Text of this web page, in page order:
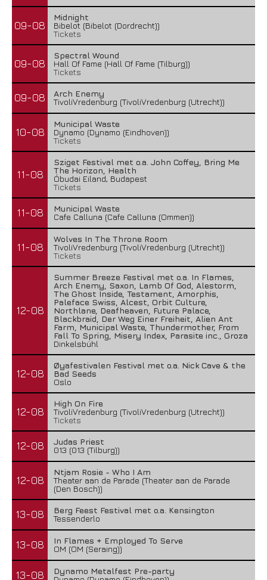
09-08
Midnight
Bibelot (Bibelot (Dordrecht))
Tickets
09-08
Spectral Wound
Hall Of Fame (Hall Of Fame (Tilburg))
Tickets
09-08
Arch Enemy
TivoliVredenburg (TivoliVredenburg (Utrecht))
10-08
Municipal Waste
Dynamo (Dynamo (Eindhoven))
Tickets
11-08
Sziget Festival met o.a. John Coffey, Bring Me
The Horizon, Health
Óbudai Eiland, Budapest
Tickets
11-08
Municipal Waste
Cafe Calluna (Cafe Calluna (Ommen))
11-08
Wolves In The Throne Room
TivoliVredenburg (TivoliVredenburg (Utrecht))
Tickets
12-08
Summer Breeze Festival met o.a. In Flames,
Arch Enemy, Saxon, Lamb Of God, Alestorm,
The Ghost Inside, Testament, Amorphis,
Paleface Swiss, Alcest, Orbit Culture,
Northlane, Deafheaven, Future Palace,
Blackbraid, Der Weg Einer Freiheit, Alien Ant
Farm, Municipal Waste, Thundermother, From
Fall To Spring, Misery Index, Parasite inc., Groza
Dinkelsbühl
12-08
Øyafestivalen Festival met o.a. Nick Cave & the
Bad Seeds
Oslo
12-08
High On Fire
TivoliVredenburg (TivoliVredenburg (Utrecht))
Tickets
12-08
Judas Priest
013 (013 (Tilburg))
12-08
Ntjam Rosie - Who I Am
Theater aan de Parade (Theater aan de Parade
(Den Bosch))
13-08
Berg Feest Festival met o.a. Kensington
Tessenderlo
13-08
In Flames + Employed To Serve
OM (OM (Seraing))
13-08
Dynamo Metalfest Pre-party